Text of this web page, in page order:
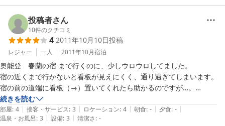
温泉はご満足頂きましたでしょうか？
またよろしくお願い致します
2012-01-20
投稿者さん
10件のクチコミ
4 2011年10月10日投稿
レジャー 一人 2011年10月宿泊
奥能登　春蘭の宿 まで行くのに、少しウロウロしてました。
宿の近くまで行かないと看板が見えにくく、通り過ぎてしまいます。
宿の前の道端に看板（→）置いてくれたら助かるのですが…。
また、泊まる場所の住所聞かれなかったので、たまたま宿にいた方が案
内してくれたので助かりました。
さて、廃校リニューアルプランで泊まりましたが、なかなか良かったで
続きを読む
部屋: 4 | 接客・サービス: 3 | ロケーション: 4 | 朝食: - | 夕食: - |
温泉・お風呂: 3 | 設備: 3 | 清潔さ: -